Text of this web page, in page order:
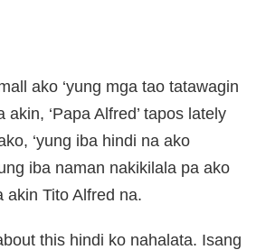
ako ‘yung mga tao tatawagin
‘Papa Alfred’ tapos lately
‘yung iba hindi na ako
iba naman nakikilala pa ako
akin Tito Alfred na.
this hindi ko nahalata. Isang